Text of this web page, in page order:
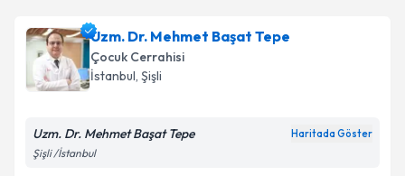
Uzm. Dr. Mehmet Başat Tepe
Çocuk Cerrahisi
İstanbul, Şişli
Uzm. Dr. Mehmet Başat Tepe Haritada Göster
Şişli /İstanbul